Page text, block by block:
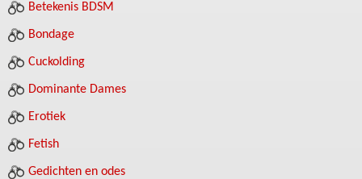
Betekenis BDSM
Bondage
Cuckolding
Dominante Dames
Erotiek
Fetish
Gedichten en odes